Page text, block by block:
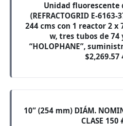
Unidad fluorescente
(REFRACTOGRID E-
244 cms con 1 reactor 2 x
w, tres tubos de
“HOLOPHANE”,
$2,269.57
10” (254 mm) DIÁM.
CLASE 150